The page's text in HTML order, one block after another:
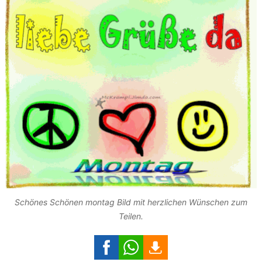
Schönes Schönen montag Bild mit herzlichen Wünschen zum
Teilen.